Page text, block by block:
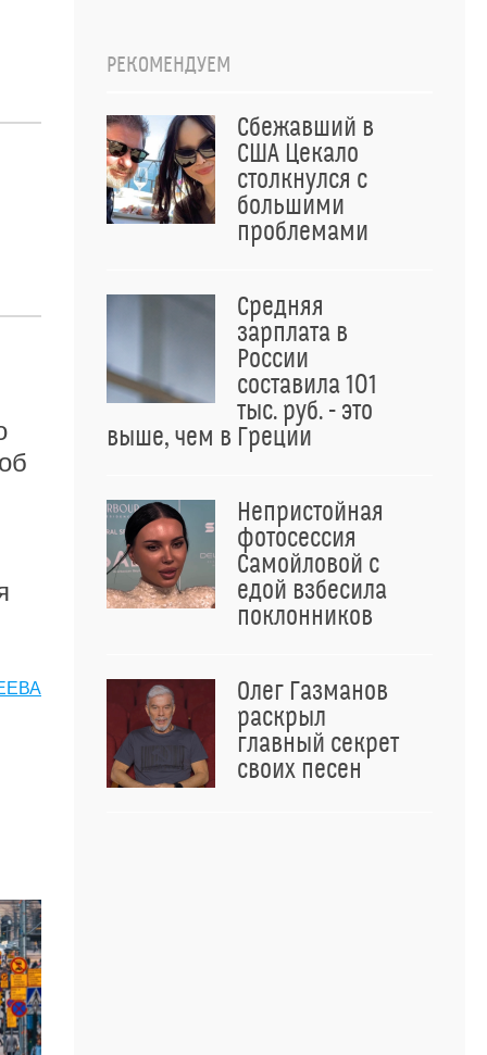
РЕКОМЕНДУЕМ
Сбежавший в
США Цекало
столкнулся с
большими
проблемами
Средняя
зарплата в
России
составила 101
тыс. руб. - это
выше, чем в Греции
Непристойная
фотосессия
Самойловой с
едой взбесила
поклонников
Олег Газманов
раскрыл
главный секрет
своих песен